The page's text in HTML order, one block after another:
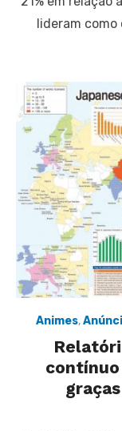
lideram
Animes,